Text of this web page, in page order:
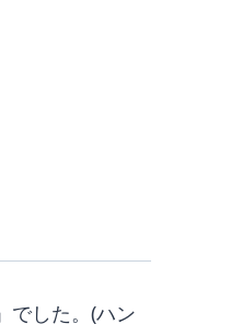
でした。(ハン